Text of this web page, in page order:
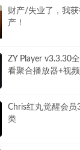
财产/失业了，我
产！
ZY Player v3.3.30
看聚合播放器+视
Chris红丸觉醒会员
类